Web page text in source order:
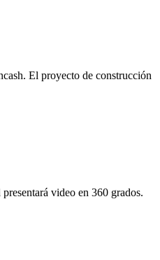
El proyecto de construcción
video en 360 grados.